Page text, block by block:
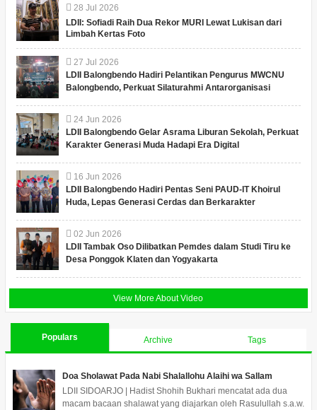
28 Jul 2026
LDII: Sofiadi Raih Dua Rekor MURI Lewat Lukisan dari
Limbah Kertas Foto
27 Jul 2026
LDII Balongbendo Hadiri Pelantikan Pengurus MWCNU
Balongbendo, Perkuat Silaturahmi Antarorganisasi
24 Jun 2026
LDII Balongbendo Gelar Asrama Liburan Sekolah, Perkuat
Karakter Generasi Muda Hadapi Era Digital
16 Jun 2026
LDII Balongbendo Hadiri Pentas Seni PAUD-IT Khoirul
Huda, Lepas Generasi Cerdas dan Berkarakter
02 Jun 2026
LDII Tambak Oso Dilibatkan Pemdes dalam Studi Tiru ke
Desa Ponggok Klaten dan Yogyakarta
View More About Video
Populars Archive Tags
Doa Sholawat Pada Nabi Shalallohu Alaihi wa Sallam
LDII SIDOARJO | Hadist Shohih Bukhari mencatat ada dua
macam bacaan shalawat yang diajarkan oleh Rasulullah s.a.w.